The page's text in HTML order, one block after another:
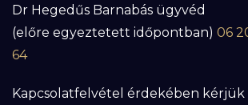
Dr Hegedűs Barnabás ügyvéd
(előre egyeztetett időpontban) 06
64
Kapcsolatfelvétel érdekében kérjük